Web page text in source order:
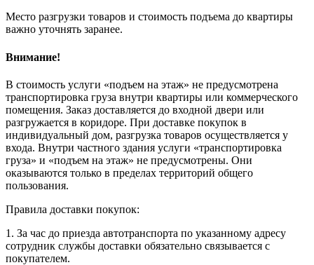
Место разгрузки товаров и стоимость подъема до квартиры
важно уточнять заранее.
Внимание!
В стоимость услуги «подъем на этаж» не предусмотрена
транспортировка груза внутри квартиры или коммерческого
помещения. Заказ доставляется до входной двери или
разгружается в коридоре. При доставке покупок в
индивидуальный дом, разгрузка товаров осуществляется у
входа. Внутри частного здания услуги «транспортировка
груза» и «подъем на этаж» не предусмотрены. Они
оказываются только в пределах территорий общего
пользования.
Правила доставки покупок:
1. За час до приезда автотранспорта по указанному адресу
сотрудник службы доставки обязательно связывается с
покупателем.